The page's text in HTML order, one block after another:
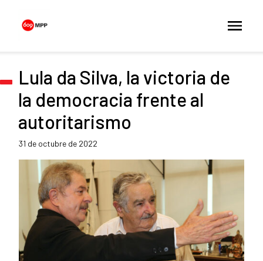
Lula da Silva, la victoria de
la democracia frente al
autoritarismo
31 de octubre de 2022